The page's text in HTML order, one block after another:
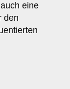
eine
den